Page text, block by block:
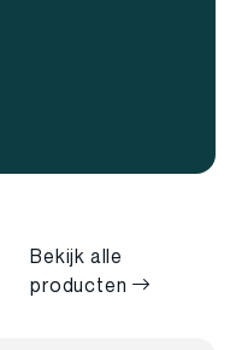
Bekijk alle
producten